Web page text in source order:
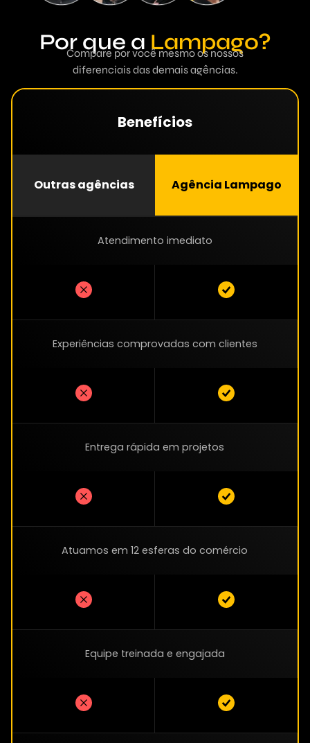
Por que a Lampago?
Compare por você mesmo os nossos
diferenciais das demais agências.
Benefícios
Outras agências Agência Lampago
Atendimento imediato
Experiências comprovadas com clientes
Entrega rápida em projetos
Atuamos em 12 esferas do comércio
Equipe treinada e engajada